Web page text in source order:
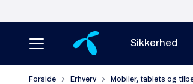
Sikkerhed
Forside Erhverv Mobiler, tablets og